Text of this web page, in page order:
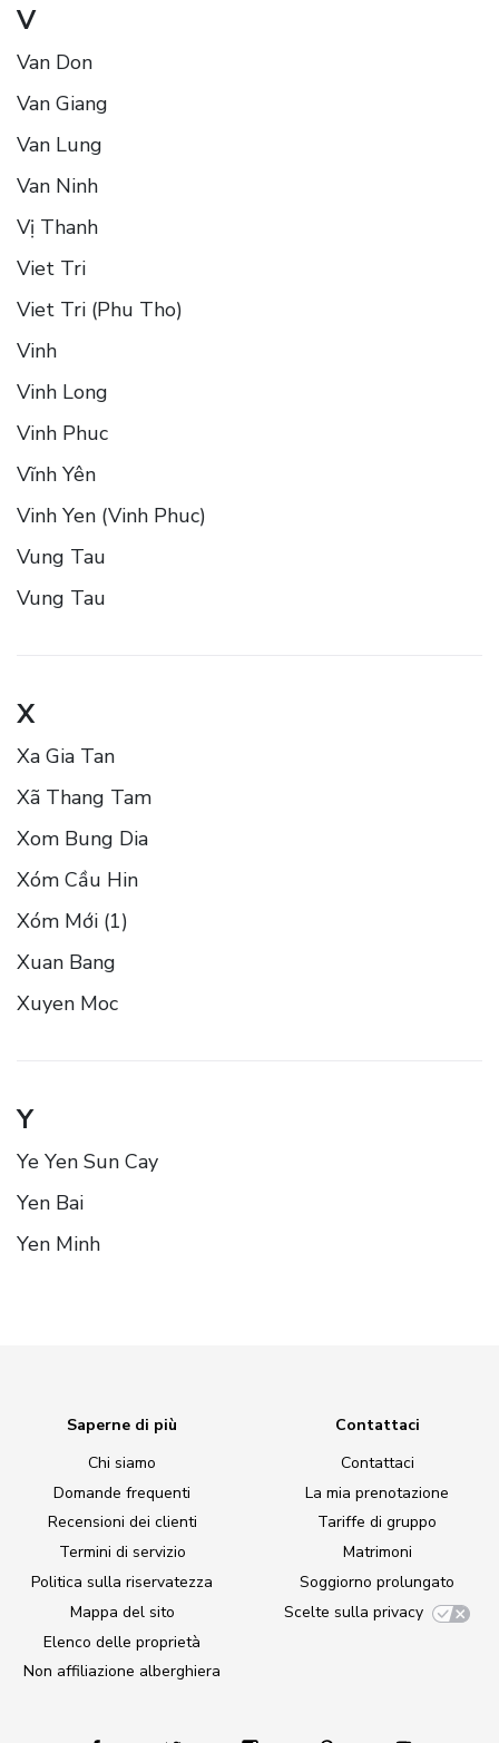
V
Van Don
Van Giang
Van Lung
Van Ninh
Vị Thanh
Viet Tri
Viet Tri (Phu Tho)
Vinh
Vinh Long
Vinh Phuc
Vĩnh Yên
Vinh Yen (Vinh Phuc)
Vung Tau
Vung Tau
X
Xa Gia Tan
Xã Thang Tam
Xom Bung Dia
Xóm Cầu Hin
Xóm Mới (1)
Xuan Bang
Xuyen Moc
Y
Ye Yen Sun Cay
Yen Bai
Yen Minh
Saperne di più
Chi siamo
Domande frequenti
Recensioni dei clienti
Termini di servizio
Politica sulla riservatezza
Mappa del sito
Elenco delle proprietà
Non affiliazione alberghiera
Contattaci
Contattaci
La mia prenotazione
Tariffe di gruppo
Matrimoni
Soggiorno prolungato
Scelte sulla privacy